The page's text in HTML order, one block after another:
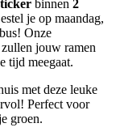
binnen 2
je op maandag,
Onze
jouw ramen
tijd meegaat.
met deze leuke
Perfect voor
groen.